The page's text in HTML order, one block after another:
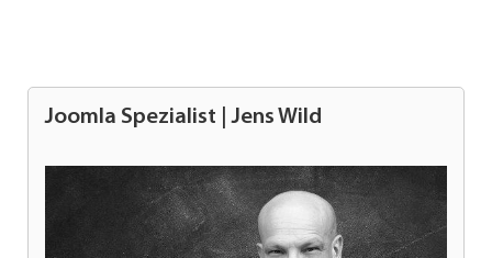
Joomla Spezialist | Jens Wild